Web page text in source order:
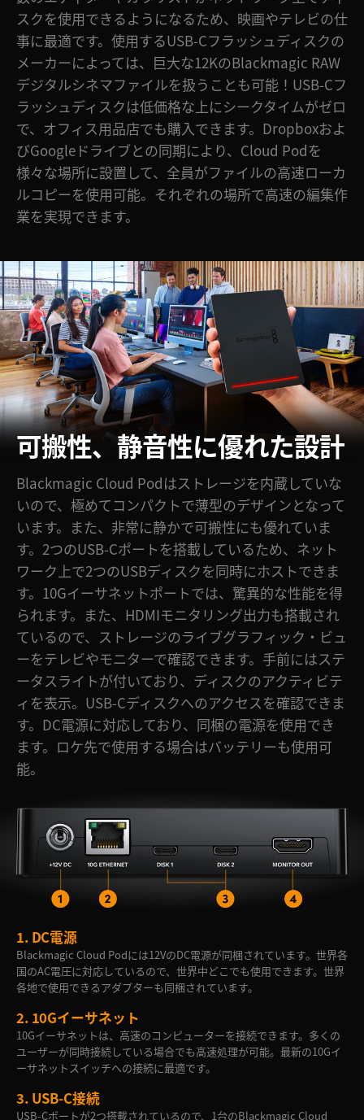
スクを使用できるようになるため、映画やテレビの仕
事に最適です。使用するUSB-Cフラッシュディスクの
メーカーによっては、巨大な12KのBlackmagic RAW
デジタルシネマファイルを扱うことも可能！USB-Cフ
ラッシュディスクは低価格な上にシークタイムがゼロ
で、オフィス用品店でも購入できます。Dropboxおよ
びGoogleドライブとの同期により、Cloud Podを
様々な場所に設置して、全員がファイルの高速ローカ
ルコピーを使用可能。それぞれの場所で高速の編集作
業を実現できます。
可搬性、静音性に優れた設計
Blackmagic Cloud Podはストレージを内蔵していな
いので、極めてコンパクトで薄型のデザインとなって
います。また、非常に静かで可搬性にも優れていま
す。2つのUSB-Cポートを搭載しているため、ネット
ワーク上で2つのUSBディスクを同時にホストできま
す。10Gイーサネットポートでは、驚異的な性能を得
られます。また、HDMIモニタリング出力も搭載され
ているので、ストレージのライブグラフィック・ビュ
ーをテレビやモニターで確認できます。手前にはステ
ータスライトが付いており、ディスクのアクティビテ
ィを表示。USB-Cディスクへのアクセスを確認できま
す。DC電源に対応しており、同梱の電源を使用でき
ます。ロケ先で使用する場合はバッテリーも使用可
能。
1. DC電源
Blackmagic Cloud Podには12VのDC電源が同梱されています。世界各
国のAC電圧に対応しているので、世界中どこでも使用できます。世界
各地で使用できるアダプターも同梱されています。
2. 10Gイーサネット
10Gイーサネットは、高速のコンピューターを接続できます。多くの
ユーザーが同時接続している場合でも高速処理が可能。最新の10Gイ
ーサネットスイッチへの接続に最適です。
3. USB-C接続
USB-Cポートが2つ搭載されているので、1台のBlackmagic Cloud